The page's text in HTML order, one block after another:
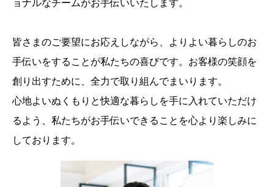
ョナルなチームがお手伝いいたします。
皆さまのご要望にお応えしながら、よりよい暮らしのお
手伝いをすることが私たちの喜びです。お客様の笑顔を
創り出すために、全力で取り組んでまいります。
心地よいぬくもりと快適な暮らしを手に入れていただけ
るよう、私たちがお手伝いできることを心より楽しみに
しております。